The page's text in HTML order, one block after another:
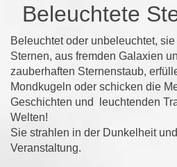
Beleuchtete
Beleuchtet oder unbeleuchtet,
Sternen, aus fremden Galaxien
zauberhaften Sternenstaub,
Mondkugeln oder schicken die
Geschichten und leuchtenden
Welten!
Sie strahlen in der Dunkelheit
Veranstaltung.